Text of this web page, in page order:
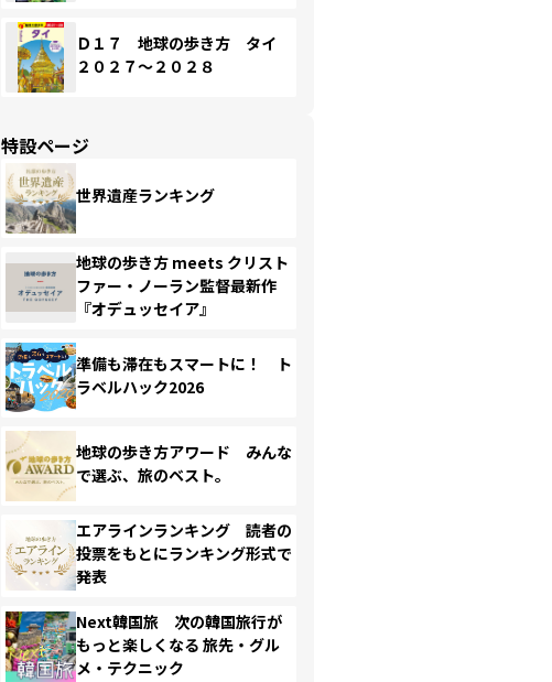
Ｄ１７ 地球の歩き方 タイ
２０２７～２０２８
特設ページ
世界遺産ランキング
地球の歩き方 meets クリスト
ファー・ノーラン監督最新作
『オデュッセイア』
準備も滞在もスマートに！ ト
ラベルハック2026
地球の歩き方アワード みんな
で選ぶ、旅のベスト。
エアラインランキング 読者の
投票をもとにランキング形式で
発表
Next韓国旅 次の韓国旅行が
もっと楽しくなる 旅先・グル
メ・テクニック